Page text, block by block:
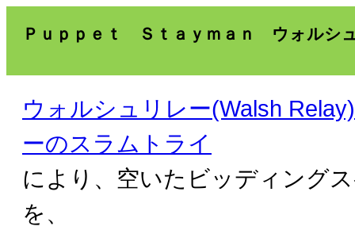
Ｐｕｐｐｅｔ Ｓｔａｙｍａｎ ウォルシ
ウォルシュリレー(Walsh
ーのスラムトライ
により、空いたビッディング
を、